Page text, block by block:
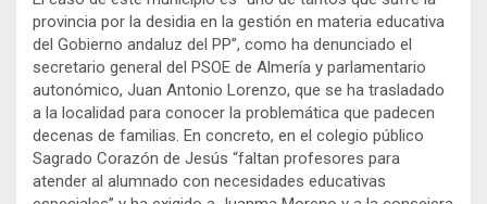
provincia por la desidia en la gestión en materia educativa
del Gobierno andaluz del PP”, como ha denunciado el
secretario general del PSOE de Almería y parlamentario
autonómico, Juan Antonio Lorenzo, que se ha trasladado
a la localidad para conocer la problemática que padecen
decenas de familias. En concreto, en el colegio público
Sagrado Corazón de Jesús “faltan profesores para
atender al alumnado con necesidades educativas